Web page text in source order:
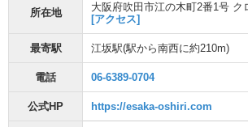
所在地
大阪府吹田市江の木町2番1号 ク
[アクセス]
最寄駅 江坂駅(駅から南西に約210m)
電話 06-6389-0704
公式HP https://esaka-oshiri.com